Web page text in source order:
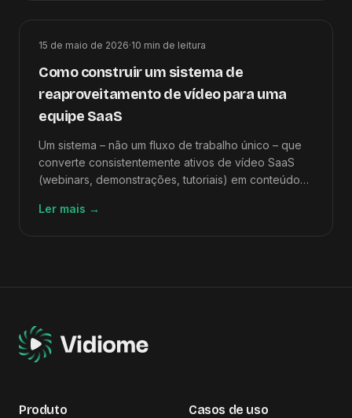
15 de maio de 2026·10 min de leitura
Como construir um sistema de
reaproveitamento de vídeo para uma
equipe SaaS
Um sistema – não um fluxo de trabalho único – que
converte consistentemente ativos de vídeo SaaS
(webinars, demonstrações, tutoriais) em conteúdo
Ler mais →
Produto Casos de uso